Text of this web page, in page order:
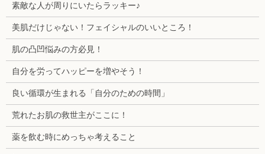
素敵な人が周りにいたらラッキー♪
美肌だけじゃない！フェイシャルのいいところ！
肌の凸凹悩みの方必見！
自分を労ってハッピーを増やそう！
良い循環が生まれる「自分のための時間」
荒れたお肌の救世主がここに！
薬を飲む時にめっちゃ考えること